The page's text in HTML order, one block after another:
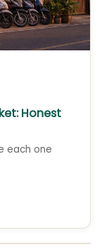
Honest
each one